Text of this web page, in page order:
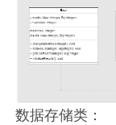
数据存储类：